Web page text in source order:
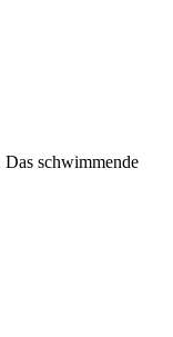
schwimmende